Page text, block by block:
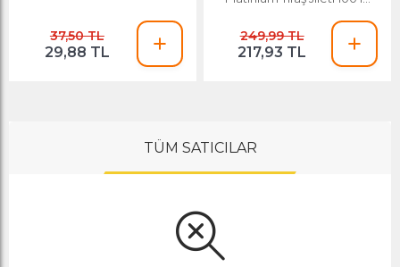
37,50 TL
29,88 TL
249,99 TL
217,93 TL
TÜM SATICILAR